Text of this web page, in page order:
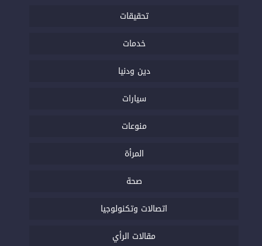
تحقيقات
خدمات
دين ودنيا
سيارات
منوعات
المرأة
صحة
اتصالات وتكنولوجيا
مقالات الرأي